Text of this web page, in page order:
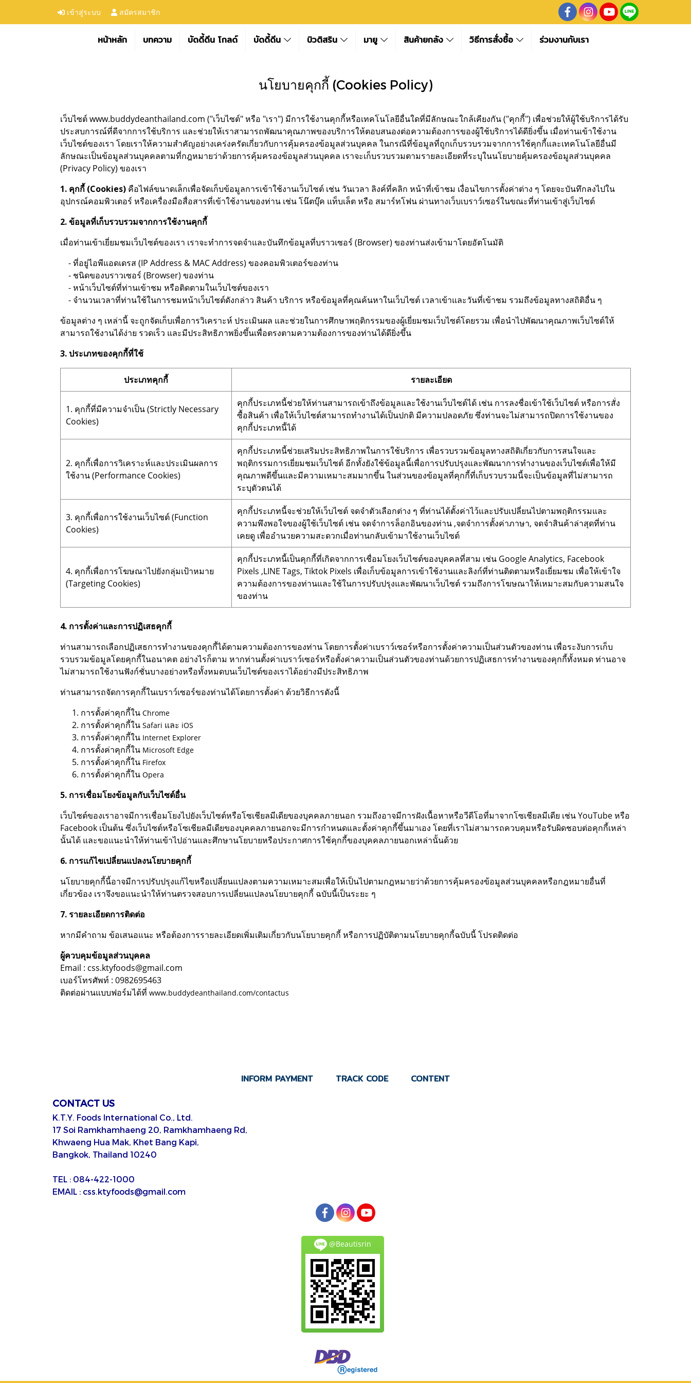
เข้าสู่ระบบ สมัครสมาชิก
หน้าหลัก บทความ บัดดี้ดีน โกลด์ บัดดี้ดีน บิวติสริน มายู สินค้ายกลัง วิธีการสั่งซื้อ ร่วมงานกับเรา
นโยบายคุกกี้ (Cookies Policy)
เว็บไซต์ www.buddydeanthailand.com ("เว็บไซต์" หรือ "เรา") มีการใช้งานคุกกี้หรือเทคโนโลยีอื่นใดที่มีลักษณะใกล้เคียงกัน ("คุกกี้") เพื่อช่วยให้ผู้ใช้บริการได้รับ
ประสบการณ์ที่ดีจากการใช้บริการ และช่วยให้เราสามารถพัฒนาคุณภาพของบริการให้ตอบสนองต่อความต้องการของผู้ใช้บริการได้ดียิ่งขึ้น เมื่อท่านเข้าใช้งาน
เว็บไซต์ของเรา โดยเราให้ความสำคัญอย่างเคร่งครัดเกี่ยวกับการคุ้มครองข้อมูลส่วนบุคคล ในกรณีที่ข้อมูลที่ถูกเก็บรวบรวมจากการใช้คุกกี้และเทคโนโลยีอื่นมี
ลักษณะเป็นข้อมูลส่วนบุคคลตามที่กฎหมายว่าด้วยการคุ้มครองข้อมูลส่วนบุคคล เราจะเก็บรวบรวมตามรายละเอียดที่ระบุในนโยบายคุ้มครองข้อมูลส่วนบุคคล
(Privacy Policy) ของเรา
1. คุกกี้ (Cookies) คือไฟล์ขนาดเล็กเพื่อจัดเก็บข้อมูลการเข้าใช้งานเว็บไซต์ เช่น วันเวลา ลิงค์ที่คลิก หน้าที่เข้าชม เงื่อนไขการตั้งค่าต่าง ๆ โดยจะบันทึกลงไปใน
อุปกรณ์คอมพิวเตอร์ หรือเครื่องมือสื่อสารที่เข้าใช้งานของท่าน เช่น โน๊ตบุ๊ค แท็บเล็ต หรือ สมาร์ทโฟน ผ่านทางเว็บเบราว์เซอร์ในขณะที่ท่านเข้าสู่เว็บไซต์
2. ข้อมูลที่เก็บรวบรวมจากการใช้งานคุกกี้
เมื่อท่านเข้าเยี่ยมชมเว็บไซต์ของเรา เราจะทำการจดจำและบันทึกข้อมูลที่บราวเซอร์ (Browser) ของท่านส่งเข้ามาโดยอัตโนมัติ
- ที่อยู่ไอพีแอดเดรส (IP Address & MAC Address) ของคอมพิวเตอร์ของท่าน
- ชนิดของบราวเซอร์ (Browser) ของท่าน
- หน้าเว็บไซต์ที่ท่านเข้าชม หรือติดตามในเว็บไซต์ของเรา
- จำนวนเวลาที่ท่านใช้ในการชมหน้าเว็บไซต์ดังกล่าว สินค้า บริการ หรือข้อมูลที่คุณค้นหาในเว็บไซต์ เวลาเข้าและวันที่เข้าชม รวมถึงข้อมูลทางสถิติอื่น ๆ
ข้อมูลต่าง ๆ เหล่านี้ จะถูกจัดเก็บเพื่อการวิเคราะห์ ประเมินผล และช่วยในการศึกษาพฤติกรรมของผู้เยี่ยมชมเว็บไซต์โดยรวม เพื่อนำไปพัฒนาคุณภาพเว็บไซต์ให้
สามารถใช้งานได้ง่าย รวดเร็ว และมีประสิทธิภาพยิ่งขึ้นเพื่อตรงตามความต้องการของท่านได้ดียิ่งขึ้น
3. ประเภทของคุกกี้ที่ใช้
ประเภทคุกกี้ รายละเอียด
1. คุกกี้ที่มีความจำเป็น (Strictly Necessary
Cookies)
คุกกี้ประเภทนี้ช่วยให้ท่านสามารถเข้าถึงข้อมูลและใช้งานเว็บไซต์ได้ เช่น การลงชื่อเข้าใช้เว็บไซต์ หรือการสั่ง
ซื้อสินค้า เพื่อให้เว็บไซต์สามารถทำงานได้เป็นปกติ มีความปลอดภัย ซึ่งท่านจะไม่สามารถปิดการใช้งานของ
คุกกี้ประเภทนี้ได้
2. คุกกี้เพื่อการวิเคราะห์และประเมินผลการ
ใช้งาน (Performance Cookies)
คุกกี้ประเภทนี้ช่วยเสริมประสิทธิภาพในการใช้บริการ เพื่อรวบรวมข้อมูลทางสถิติเกี่ยวกับการสนใจและ
พฤติกรรมการเยี่ยมชมเว็บไซต์ อีกทั้งยังใช้ข้อมูลนี้เพื่อการปรับปรุงและพัฒนาการทำงานของเว็บไซต์เพื่อให้มี
คุณภาพดีขึ้นและมีความเหมาะสมมากขึ้น ในส่วนของข้อมูลที่คุกกี้ที่เก็บรวบรวมนี้จะเป็นข้อมูลที่ไม่สามารถ
ระบุตัวตนได้
3. คุกกี้เพื่อการใช้งานเว็บไซต์ (Function
Cookies)
คุกกี้ประเภทนี้จะช่วยให้เว็บไซต์ จดจำตัวเลือกต่าง ๆ ที่ท่านได้ตั้งค่าไว้และปรับเปลี่ยนไปตามพฤติกรรมและ
ความพึงพอใจของผู้ใช้เว็บไซต์ เช่น จดจำการล็อกอินของท่าน ,จดจำการตั้งค่าภาษา, จดจำสินค้าล่าสุดที่ท่าน
เคยดู เพื่ออำนวยความสะดวกเมื่อท่านกลับเข้ามาใช้งานเว็บไซต์
4. คุกกี้เพื่อการโฆษณาไปยังกลุ่มเป้าหมาย
(Targeting Cookies)
คุกกี้ประเภทนี้เป็นคุกกี้ที่เกิดจากการเชื่อมโยงเว็บไซต์ของบุคคลที่สาม เช่น Google Analytics, Facebook
Pixels ,LINE Tags, Tiktok Pixels เพื่อเก็บข้อมูลการเข้าใช้งานและลิงก์ที่ท่านติดตามหรือเยี่ยมชม เพื่อให้เข้าใจ
ความต้องการของท่านและใช้ในการปรับปรุงและพัฒนาเว็บไซต์ รวมถึงการโฆษณาให้เหมาะสมกับความสนใจ
ของท่าน
4. การตั้งค่าและการปฏิเสธคุกกี้
ท่านสามารถเลือกปฏิเสธการทำงานของคุกกี้ได้ตามความต้องการของท่าน โดยการตั้งค่าเบราว์เซอร์หรือการตั้งค่าความเป็นส่วนตัวของท่าน เพื่อระงับการเก็บ
รวบรวมข้อมูลโดยคุกกี้ในอนาคต อย่างไรก็ตาม หากท่านตั้งค่าเบราว์เซอร์หรือตั้งค่าความเป็นส่วนตัวของท่านด้วยการปฏิเสธการทำงานของคุกกี้ทั้งหมด ท่านอาจ
ไม่สามารถใช้งานฟังก์ชั่นบางอย่างหรือทั้งหมดบนเว็บไซต์ของเราได้อย่างมีประสิทธิภาพ
ท่านสามารถจัดการคุกกี้ในเบราว์เซอร์ของท่านได้โดยการตั้งค่า ด้วยวิธีการดังนี้
การตั้งค่าคุกกี้ใน Chrome
การตั้งค่าคุกกี้ใน Safari และ iOS
การตั้งค่าคุกกี้ใน Internet Explorer
การตั้งค่าคุกกี้ใน Microsoft Edge
การตั้งค่าคุกกี้ใน Firefox
การตั้งค่าคุกกี้ใน Opera
5. การเชื่อมโยงข้อมูลกับเว็บไซต์อื่น
เว็บไซต์ของเราอาจมีการเชื่อมโยงไปยังเว็บไซต์หรือโซเชียลมีเดียของบุคคลภายนอก รวมถึงอาจมีการฝังเนื้อหาหรือวีดีโอที่มาจากโซเชียลมีเดีย เช่น YouTube หรือ
Facebook เป็นต้น ซึ่งเว็บไซต์หรือโซเชียลมีเดียของบุคคลภายนอกจะมีการกำหนดและตั้งค่าคุกกี้ขึ้นมาเอง โดยที่เราไม่สามารถควบคุมหรือรับผิดชอบต่อคุกกี้เหล่า
นั้นได้ และขอแนะนำให้ท่านเข้าไปอ่านและศึกษานโยบายหรือประกาศการใช้คุกกี้ของบุคคลภายนอกเหล่านั้นด้วย
6. การแก้ไขเปลี่ยนแปลงนโยบายคุกกี้
นโยบายคุกกี้นี้อาจมีการปรับปรุงแก้ไขหรือเปลี่ยนแปลงตามความเหมาะสมเพื่อให้เป็นไปตามกฎหมายว่าด้วยการคุ้มครองข้อมูลส่วนบุคคลหรือกฎหมายอื่นที่
เกี่ยวข้อง เราจึงขอแนะนำให้ท่านตรวจสอบการเปลี่ยนแปลงนโยบายคุกกี้ ฉบับนี้เป็นระยะ ๆ
7. รายละเอียดการติดต่อ
หากมีคำถาม ข้อเสนอแนะ หรือต้องการรายละเอียดเพิ่มเติมเกี่ยวกับนโยบายคุกกี้ หรือการปฏิบัติตามนโยบายคุกกี้ฉบับนี้ โปรดติดต่อ
ผู้ควบคุมข้อมูลส่วนบุคคล
Email : css.ktyfoods@gmail.com
เบอร์โทรศัพท์ : 0982695463
ติดต่อผ่านแบบฟอร์มได้ที่ www.buddydeanthailand.com/contactus
INFORM PAYMENT TRACK CODE CONTENT
CONTACT US
K.T.Y. Foods International Co., Ltd.
17 Soi Ramkhamhaeng 20, Ramkhamhaeng Rd,
Khwaeng Hua Mak, Khet Bang Kapi,
Bangkok, Thailand 10240
TEL : 084-422-1000
EMAIL : css.ktyfoods@gmail.com
@Beautisrin